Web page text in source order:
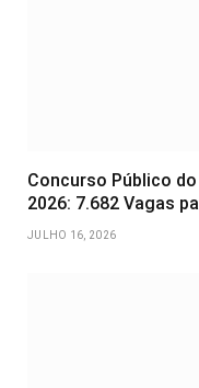
Concurso Público
2026: 7.682 Vagas
JULHO 16, 2026